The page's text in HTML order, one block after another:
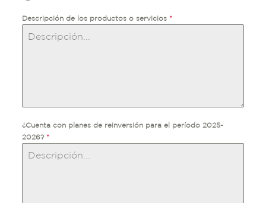
Descripción de los productos o servicios *
¿Cuenta con planes de reinversión para el período 2025-
2026? *